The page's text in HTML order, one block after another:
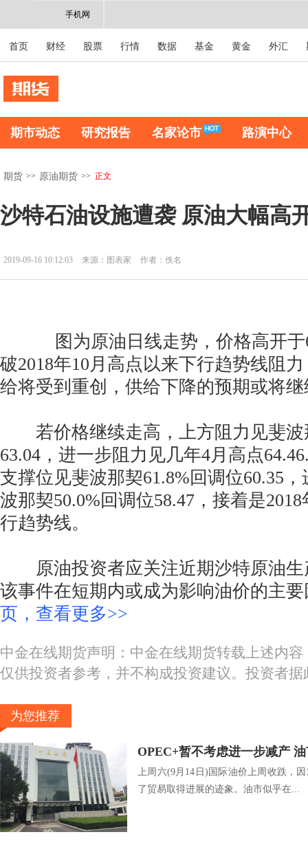
手机网
首页 财经 股票 行情 数据 基金 黄金 外汇
期市动态 研究报告 名家论市 路演中心
期货 >> 原油期货 >> 正文
沙特石油设施遭袭 原油大幅高
2019-09-16 10:12:03 来源：图表家 作者：佚名
图为原油日线走势，价格高开于
破2018年10月高点以来下行趋势线阻
给将受到重创，供给下降的预期或将
若价格继续走高，上方阻力见斐波
63.04，进一步阻力见几年4月高点
支撑位见斐波那契61.8%回调位60.35
波那契50.0%回调位58.47，接着是
行趋势线。
原油投资者应关注近期沙特原油生
该事件在短期内或成为影响油价的主
页，查看更多>>
中金在线期货声明：中金在线期货转载上述内
仅供投资者参考，并不构成投资建议。投资者
为您推荐
OPEC+暂不考虑进一步减产
上周六(9月14日)国际油价上周收跌，
了贸易取得进展的迹象。油市似乎在...